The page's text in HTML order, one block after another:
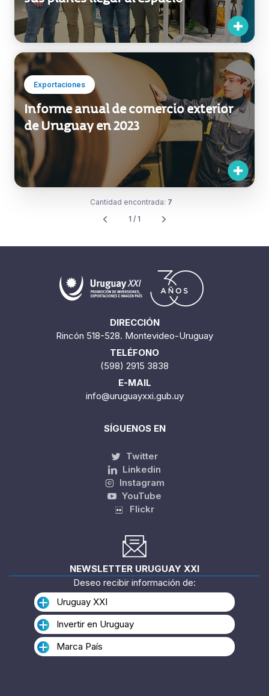
mercados internacionales y tiene en
sus planes llegar al espacio
Exportaciones
Informe anual de comercio exterior
de Uruguay en 2023
1 / 1
DIRECCIÓN
Rincón 518-528. Montevideo-Uruguay
TELÉFONO
(598) 2915 3838
info@uruguayxxi.gub.uy
SÍGUENOS EN
Twitter
Linkedin
Instagram
Flickr
NEWSLETTER URUGUAY XXI
Deseo recibir información de:
Uruguay XXI
Invertir en Uruguay